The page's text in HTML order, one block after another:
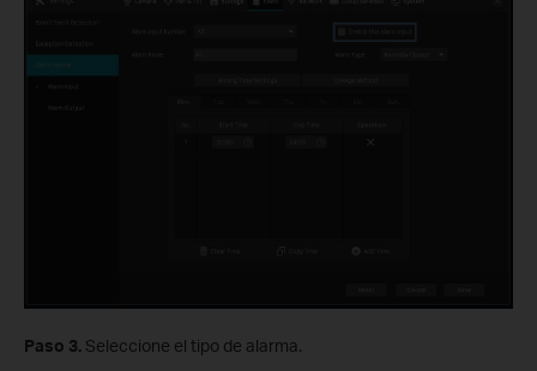
Paso 3. Seleccione el tipo de alarma.